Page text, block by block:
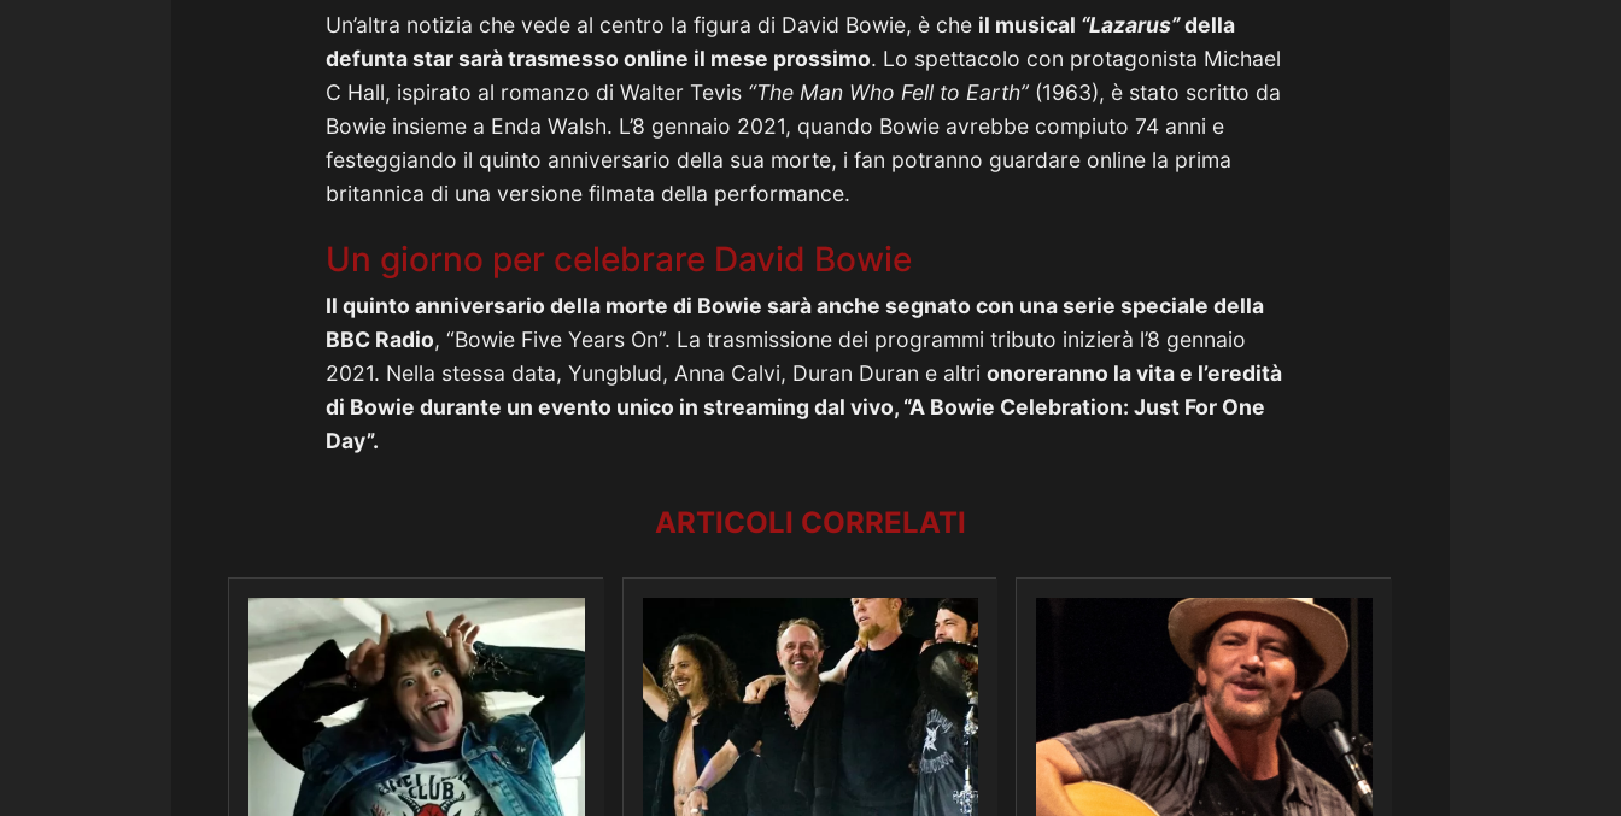
Un’altra notizia che vede al centro la figura di David Bowie, è che il musical “Lazarus”della
defunta star sarà trasmesso online il mese prossimo. Lo spettacolo con protagonista Michael
C Hall, ispirato al romanzo di Walter Tevis “The Man Who Fell to Earth” (1963), è stato scritto da
Bowie insieme a Enda Walsh. L’8 gennaio 2021, quando Bowie avrebbe compiuto 74 anni e
festeggiando il quinto anniversario della sua morte, i fan potranno guardare online la prima
britannica di una versione filmata della performance.
Un giorno per celebrare David Bowie
Il quinto anniversario della morte di Bowie sarà anche segnato con una serie speciale della
BBC Radio, “Bowie Five Years On”. La trasmissione dei programmi tributo inizierà l’8 gennaio
2021. Nella stessa data, Yungblud, Anna Calvi, Duran Duran e altri onoreranno la vita e l’eredità
di Bowie durante un evento unico in streaming dal vivo, “A Bowie Celebration: Just For One
Day”.
ARTICOLI CORRELATI